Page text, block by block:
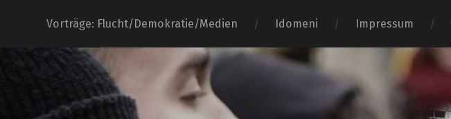
Vorträge: Flucht/Demokratie/Medien Idomeni Impressum